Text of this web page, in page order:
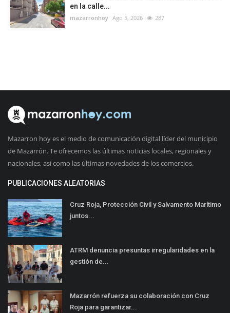
en la calle...
mazarronhoy Ago 5, 2026 287
Mazarron hoy es el medio de comunicación digital líder del municipio
de Mazarrón. Te ofrecemos las últimas noticias locales, regionales y
nacionales, así como las últimas novedades de los comercios.
PUBLICACIONES ALEATORIAS
Cruz Roja, Protección Civil y Salvamento Marítimo
juntos...
ATRM denuncia presuntas irregularidades en la
gestión de...
Mazarrón refuerza su colaboración con Cruz
Roja para garantizar...